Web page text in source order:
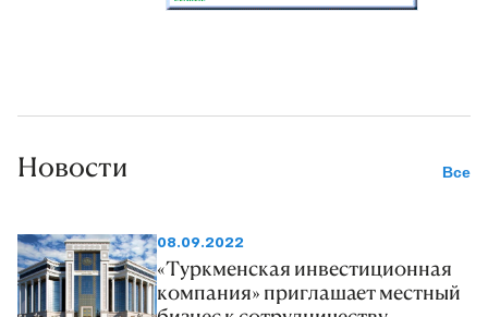
döwletlere Türkmenistanyň Döwlet
Новости Все
08.09.2022
«Туркменская инвестиционная
компания» приглашает местный